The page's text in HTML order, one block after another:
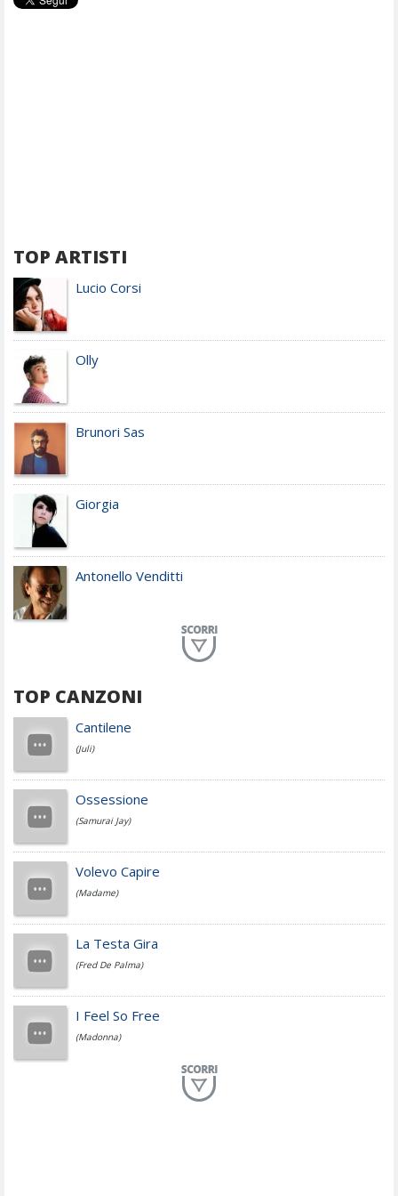
TOP ARTISTI
Lucio Corsi
Olly
Brunori Sas
Giorgia
Antonello Venditti
Achille Lauro
Cesare Cremonini
Jovanotti
Fedez
Simone Cristicchi
TOP CANZONI
Cantilene
(Juli)
Ossessione
(Samurai Jay)
Volevo Capire
(Madame)
La Testa Gira
(Fred De Palma)
I Feel So Free
(Madonna)